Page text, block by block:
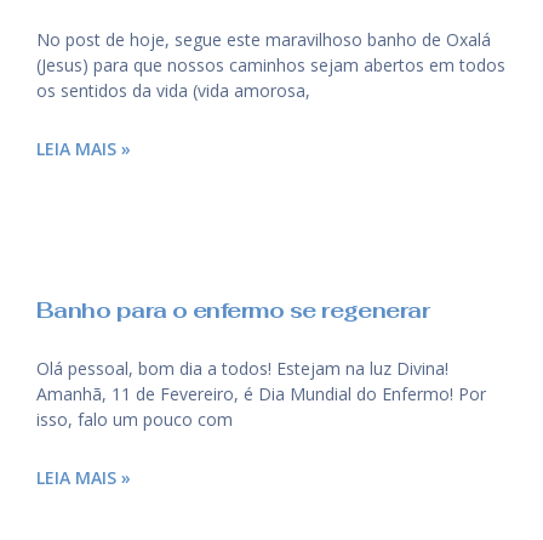
No post de hoje, segue este maravilhoso banho de Oxalá
(Jesus) para que nossos caminhos sejam abertos em todos
os sentidos da vida (vida amorosa,
LEIA MAIS »
Banho para o enfermo se regenerar
Olá pessoal, bom dia a todos! Estejam na luz Divina!
Amanhã, 11 de Fevereiro, é Dia Mundial do Enfermo! Por
isso, falo um pouco com
LEIA MAIS »